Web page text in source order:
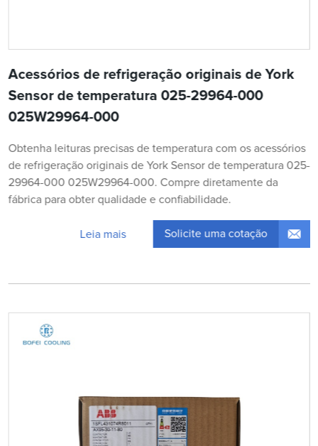
Acessórios de refrigeração originais de York
Sensor de temperatura 025-29964-000
025W29964-000
Obtenha leituras precisas de temperatura com os acessórios
de refrigeração originais de York Sensor de temperatura 025-
29964-000 025W29964-000. Compre diretamente da
fábrica para obter qualidade e confiabilidade.
Leia mais Solicite uma cotação